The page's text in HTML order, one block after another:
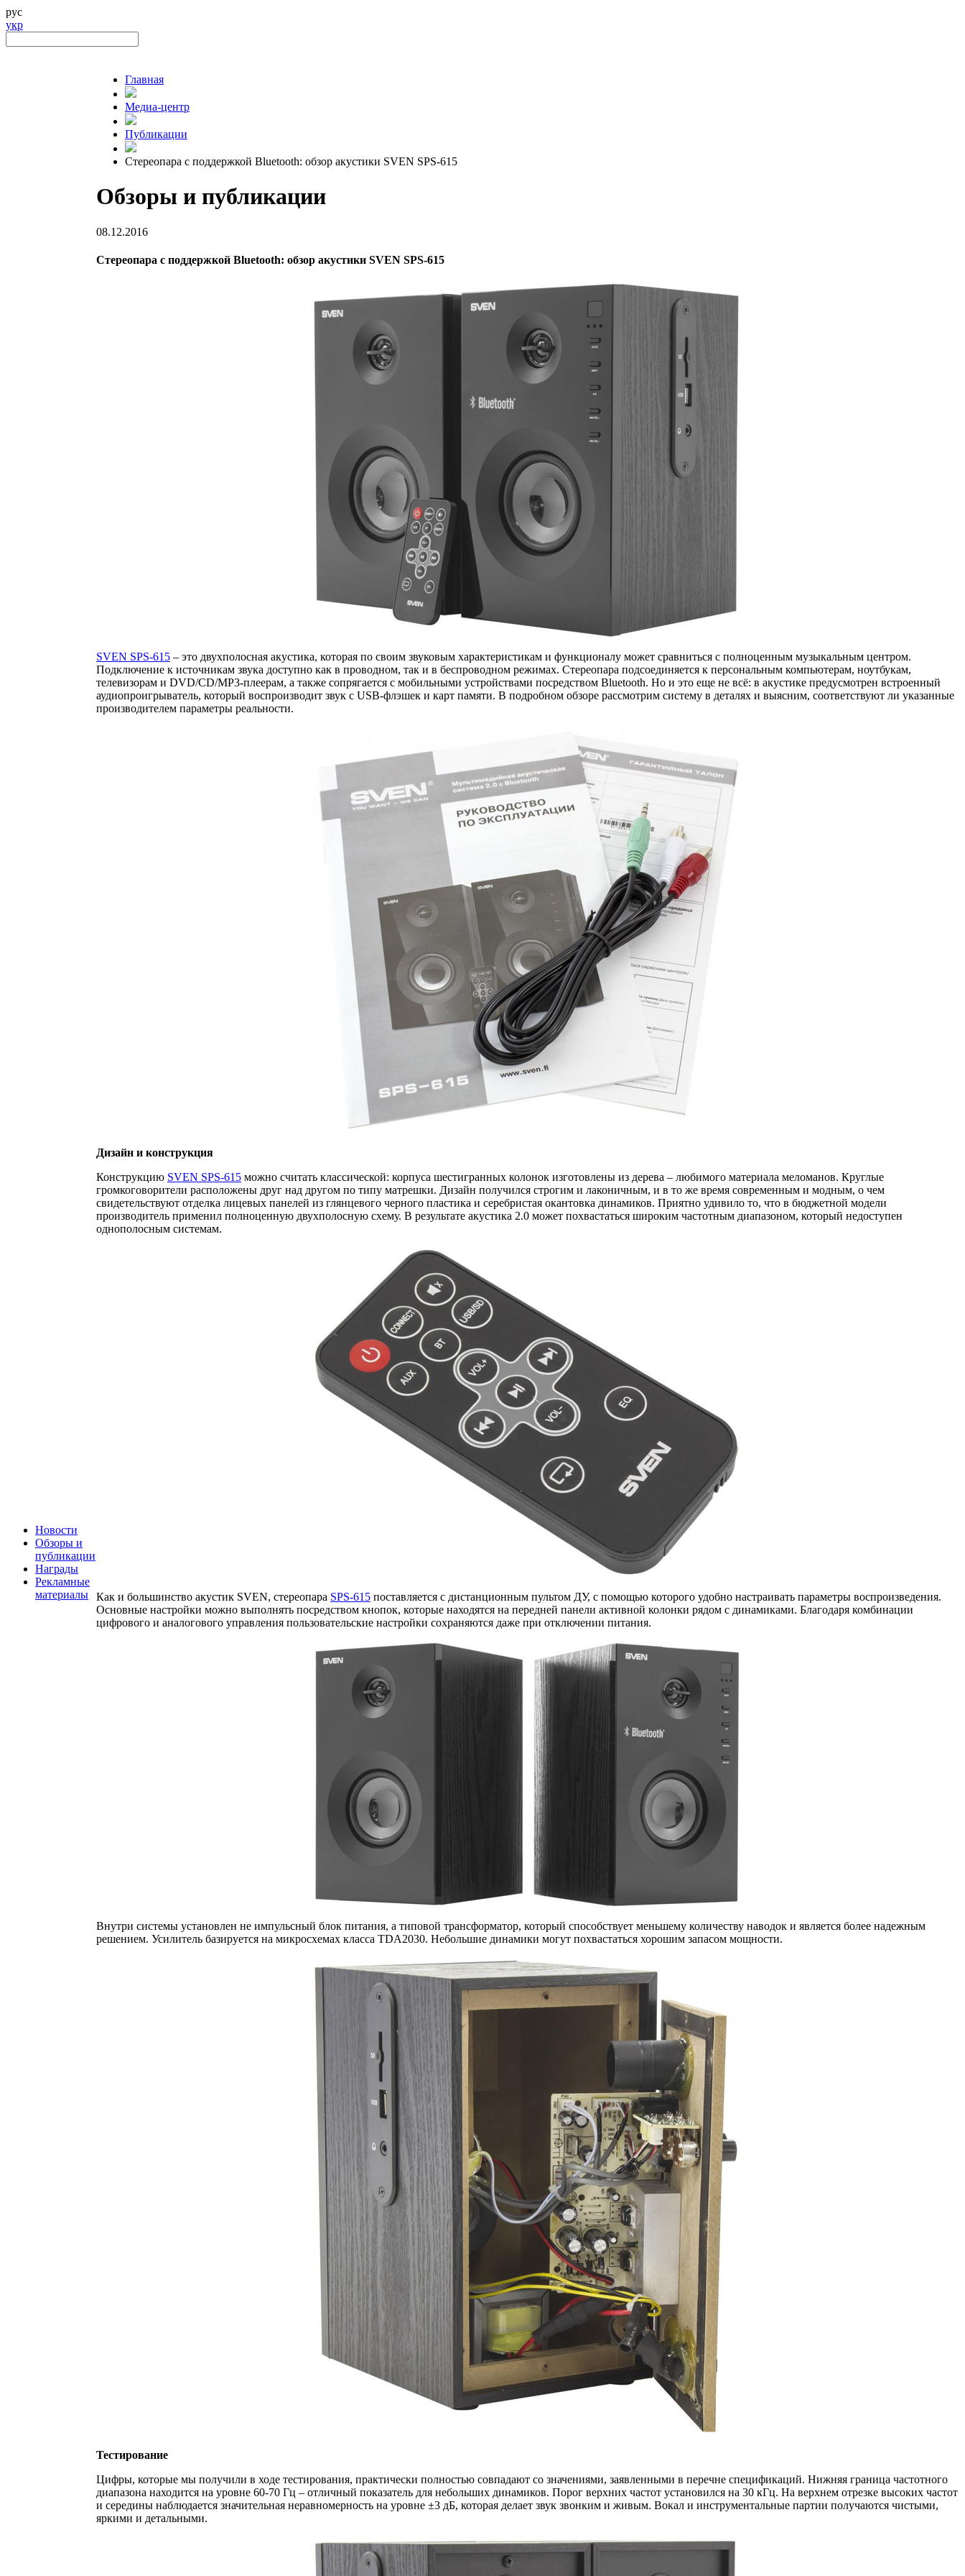
рус
укр
Новости
Обзоры и
публикации
Награды
Рекламные
материалы
Главная
Медиа-центр
Публикации
Стереопара с поддержкой Bluetooth: обзор акустики SVEN SPS-615
Обзоры и публикации
08.12.2016
Стереопара с поддержкой Bluetooth: обзор акустики SVEN SPS-615
SVEN SPS-615 – это двухполосная акустика, которая по своим звуковым характеристикам и функционалу может сравниться с полноценным музыкальным центром.
Подключение к источникам звука доступно как в проводном, так и в беспроводном режимах. Стереопара подсоединяется к персональным компьютерам, ноутбукам,
телевизорам и DVD/CD/MP3-плеерам, а также сопрягается с мобильными устройствами посредством Bluetooth. Но и это еще не всё: в акустике предусмотрен встроенный
аудиопроигрыватель, который воспроизводит звук с USB-флэшек и карт памяти. В подробном обзоре рассмотрим систему в деталях и выясним, соответствуют ли указанные
производителем параметры реальности.
Дизайн и конструкция
Конструкцию SVEN SPS-615 можно считать классической: корпуса шестигранных колонок изготовлены из дерева – любимого материала меломанов. Круглые
громкоговорители расположены друг над другом по типу матрешки. Дизайн получился строгим и лаконичным, и в то же время современным и модным, о чем
свидетельствуют отделка лицевых панелей из глянцевого черного пластика и серебристая окантовка динамиков. Приятно удивило то, что в бюджетной модели
производитель применил полноценную двухполосную схему. В результате акустика 2.0 может похвастаться широким частотным диапазоном, который недоступен
однополосным системам.
Как и большинство акустик SVEN, стереопара SPS-615 поставляется с дистанционным пультом ДУ, с помощью которого удобно настраивать параметры воспроизведения.
Основные настройки можно выполнять посредством кнопок, которые находятся на передней панели активной колонки рядом с динамиками. Благодаря комбинации
цифрового и аналогового управления пользовательские настройки сохраняются даже при отключении питания.
Внутри системы установлен не импульсный блок питания, а типовой трансформатор, который способствует меньшему количеству наводок и является более надежным
решением. Усилитель базируется на микросхемах класса TDA2030. Небольшие динамики могут похвастаться хорошим запасом мощности.
Тестирование
Цифры, которые мы получили в ходе тестирования, практически полностью совпадают со значениями, заявленными в перечне спецификаций. Нижняя граница частотного
диапазона находится на уровне 60-70 Гц – отличный показатель для небольших динамиков. Порог верхних частот установился на 30 кГц. На верхнем отрезке высоких частот
и середины наблюдается значительная неравномерность на уровне ±3 дБ, которая делает звук звонким и живым. Вокал и инструментальные партии получаются чистыми,
яркими и детальными.